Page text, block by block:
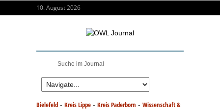
10. August 2026
Bielefeld - Kreis Lippe - Kreis Paderborn - Wissenschaft &